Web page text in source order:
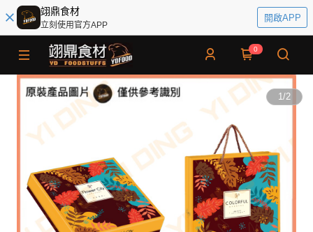
翊鼎食材
立刻使用官方APP
開啟APP
0
1/2